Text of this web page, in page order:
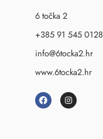
6 točka 2
+385 91 545 0128
info@6tocka2.hr
www.6tocka2.hr